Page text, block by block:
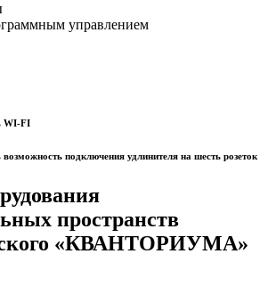
управлением
WI-FI
возможность подключения удлинителя на шесть розеток
пространств
«КВАНТОРИУМА»